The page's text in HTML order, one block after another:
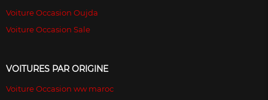
Voiture Occasion Oujda
Voiture Occasion Sale
VOITURES PAR ORIGINE
Voiture Occasion ww maroc